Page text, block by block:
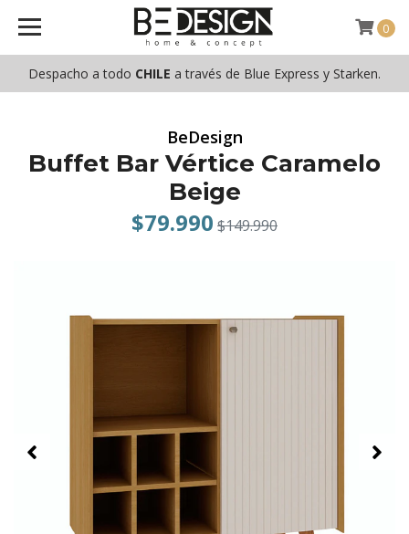
Despacho a todo CHILE a través de Blue Express y Starken.
0
BeDesign
Buffet Bar Vértice Caramelo
Beige
$79.990 $149.990